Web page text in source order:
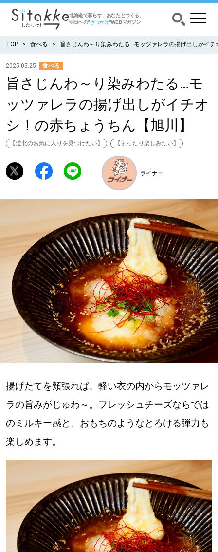
北海道で暮らす、あなたとつくる、
明日への”きっかけ”WEBマガジン
CATEGORY カテゴリー
食べる
出かける
暮らす
深める
ゆるむ
SitakkeTV
LOCAL ローカルエリア
道北
道南
道央
KEYWORD キーワード
Sitakke編集部あい
TOP 食べる 旨さじんわ～り染みわたる…モッツァレラの揚げ出しがイ
2025.05.25 食べる
旨さじんわ～り染みわたる…モ
ッツァレラの揚げ出しがイチオ
シ！の赤ちょうちん【旭川】
【道北のお気に入りを見つけたい】 【まったり楽しみたい】
ライナー
揚げたてを頬張れば、軽い衣の内からモッツァレ
ラの旨みがじゅわ～。フレッシュチーズならでは
のミルキー感と、おもちのようなとろける弾力も
楽しめます。